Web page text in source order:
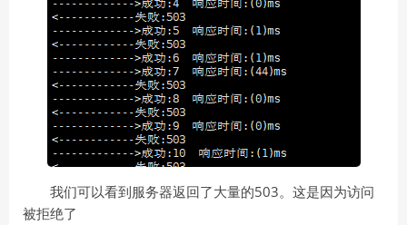
我们可以看到服务器返回了大量的503。这是因为访问
被拒绝了